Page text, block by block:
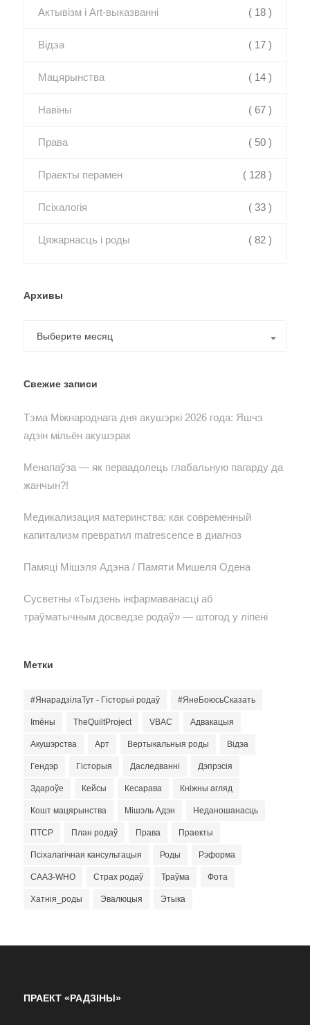
Актывізм і Art-выказванні ( 18 )
Відэа ( 17 )
Мацярынства ( 14 )
Навіны ( 67 )
Права ( 50 )
Праекты перамен ( 128 )
Псіхалогія ( 33 )
Цяжарнасць і роды ( 82 )
Архивы
Выберите месяц
Свежие записи
Тэма Міжнароднага дня акушэркі 2026 года: Яшчэ
адзін мільён акушэрак
Менапаўза — як пераадолець глабальную пагарду да
жанчын?!
Медикализация материнства: как современный
капитализм превратил matrescence в диагноз
Памяці Мішэля Адэна / Памяти Мишеля Одена
Сусветны «Тыдзень інфармаванасці аб
траўматычным досведзе родаў» — штогод у ліпені
Метки
#ЯнарадзілаТут - Гісторыі родаў #ЯнеБоюсьСказать
Imёны TheQuiltProject VBAC Адвакацыя
Акушэрства Арт Вертыкальныя роды Відэа
Гендэр Гісторыя Даследванні Дэпрэсія
Здароўе Кейсы Кесарава Кніжны агляд
Кошт мацярынства Мішэль Адэн Неданошанасць
ПТСР План родаў Права Праекты
Псіхалагічная кансультацыя Роды Рэформа
СААЗ-WHO Страх родаў Траўма Фота
Хатнія_роды Эвалюцыя Этыка
ПРАЕКТ «РАДЗІНЫ»